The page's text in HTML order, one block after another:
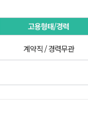
고용형태/경력
계약직 / 경력무관